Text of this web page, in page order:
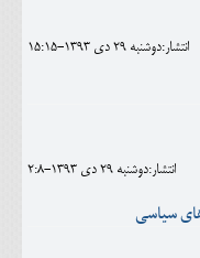
انتشار:دوشنبه 29 دی 1393-15:15
انتشار:دوشنبه 29 دی 1393-2:8
سیاسی